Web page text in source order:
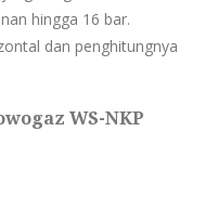
hingga 16 bar.
dan penghitungnya
WS-NKP